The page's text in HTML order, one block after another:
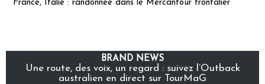
France, Italie : randonnée dans le Mercantour frontalier
BRAND NEWS
Une route, des voix, un regard : suivez l’Outback
australien en direct sur TourMaG